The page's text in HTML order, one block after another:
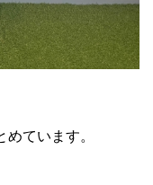
ています。